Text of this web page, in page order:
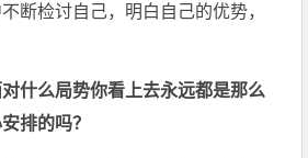
断检讨自己，明白自己的优势，
什么局势你看上去永远都是那么
排的吗？